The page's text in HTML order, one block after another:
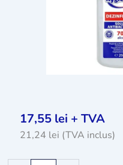
17,55 lei + TVA
21,24 lei (TVA inclus)